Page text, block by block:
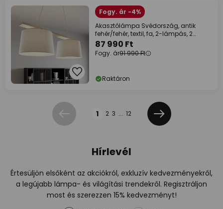
Fogy. ár -4%
Akasztólámpa Svédország, antik
fehér/fehér, textil, fa, 2-lámpás, 2
lámpás
87 990 Ft
Fogy. ár91 990 Ft
Raktáron
Előző 1 2 3 ... 12
Következő
Hírlevél
Értesüljön elsőként az akciókról, exkluzív kedvezményekről,
a legújabb lámpa- és világítási trendekről. Regisztráljon
most és szerezzen 15% kedvezményt!